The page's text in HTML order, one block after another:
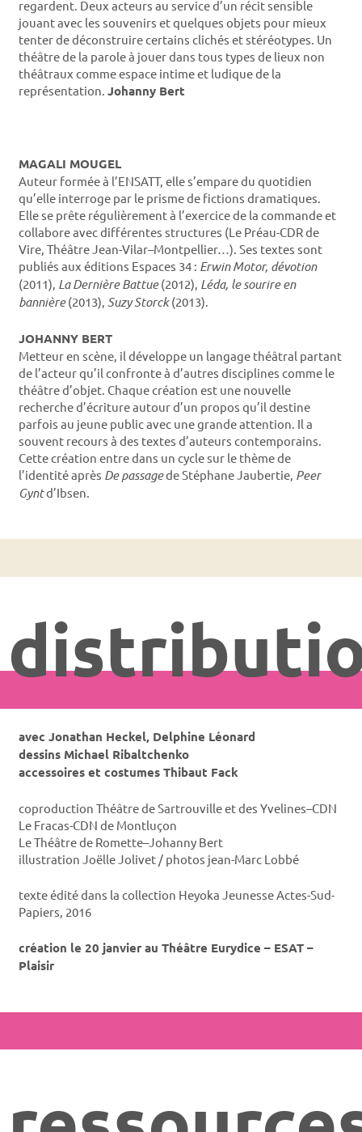
regardent. Deux acteurs au service d’un récit sensible
jouant avec les souvenirs et quelques objets pour mieux
tenter de déconstruire certains clichés et stéréotypes. Un
théâtre de la parole à jouer dans tous types de lieux non
théâtraux comme espace intime et ludique de la
représentation.Johanny Bert
MAGALI MOUGEL
Auteur formée à l’ENSATT, elle s’empare du quotidien
qu’elle interroge par le prisme de fictions dramatiques.
Elle se prête régulièrement à l’exercice de la commande et
collabore avec différentes structures (Le Préau-CDR de
Vire, Théâtre Jean-Vilar–Montpellier…). Ses textes sont
publiés aux éditions Espaces 34 : Erwin Motor, dévotion
(2011), La Dernière Battue(2012), Léda, le sourire en
bannière(2013), Suzy Storck(2013).
JOHANNY BERT
Metteur en scène, il développe un langage théâtral partant
de l’acteur qu’il confronte à d’autres disciplines comme le
théâtre d’objet. Chaque création est une nouvelle
recherche d’écriture autour d’un propos qu’il destine
parfois au jeune public avec une grande attention. Il a
souvent recours à des textes d’auteurs contemporains.
Cette création entre dans un cycle sur le thème de
l’identité après De passagede Stéphane Jaubertie, Peer
Gyntd’Ibsen.
avec Jonathan Heckel, Delphine Léonard
dessins Michael Ribaltchenko
accessoires et costumes Thibaut Fack
coproduction Théâtre de Sartrouville et des Yvelines–CDN
Le Fracas-CDN de Montluçon
Le Théâtre de Romette–Johanny Bert
illustration Joëlle Jolivet / photos jean-Marc Lobbé
texte édité dans la collection Heyoka Jeunesse Actes-Sud-
Papiers, 2016
création le 20 janvier au Théâtre Eurydice – ESAT –
Plaisir